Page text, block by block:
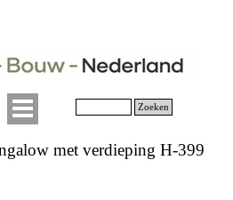
Zoeken
met verdieping H-399